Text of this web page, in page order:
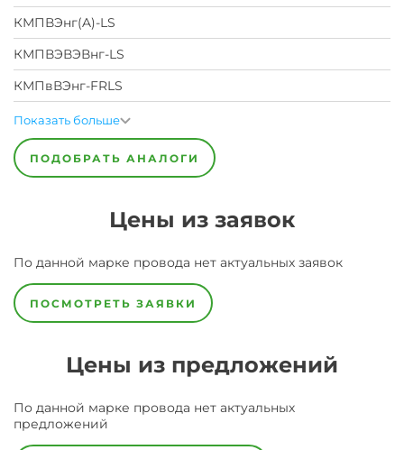
КМПВЭнг(A)-LS
КМПВЭВЭВнг-LS
КМПвВЭнг-FRLS
Показать больше
ПОДОБРАТЬ АНАЛОГИ
Цены из заявок
По данной марке провода нет актуальных заявок
ПОСМОТРЕТЬ ЗАЯВКИ
Цены из предложений
По данной марке провода нет актуальных
предложений